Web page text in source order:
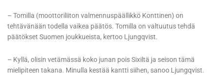
– Tomilla (moottoriliiton valmennuspäällikkö Konttinen) on
tehtävänään todella vaikea päätös. Tomilla on valtuutus tehdä
päätökset Suomen joukkueista, kertoo Ljungqvist.
– Kyllä, olisin vetämässä koko junan pois Sixiltä ja seison tämä
mielipiteen takana. Minulla kestää kantti siihen, sanoo Ljungqvist.